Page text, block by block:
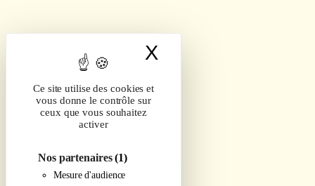
Ce site utilise des cookies et
vous donne le contrôle sur
ceux que vous souhaitez
activer
Nos partenaires(1)
Mesure d'audience
X